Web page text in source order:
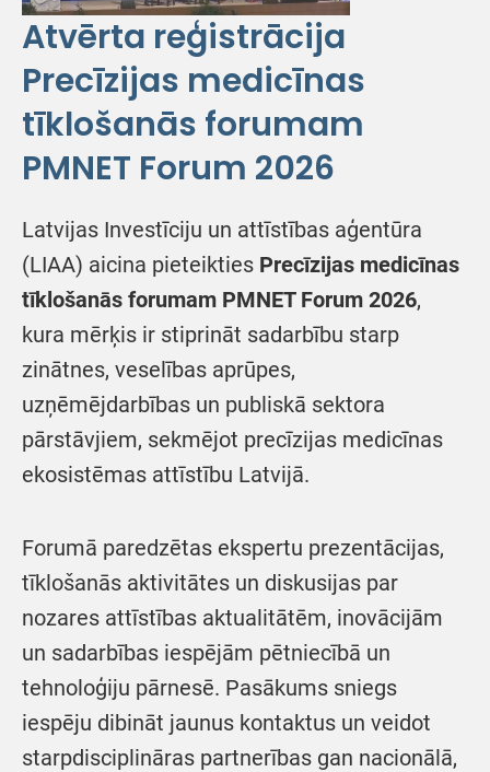
Atvērta reģistrācija
Precīzijas medicīnas
tīklošanās forumam
PMNET Forum 2026
Latvijas Investīciju un attīstības aģentūra
(LIAA) aicina pieteikties Precīzijas medicīnas
tīklošanās forumam PMNET Forum 2026,
kura mērķis ir stiprināt sadarbību starp
zinātnes, veselības aprūpes,
uzņēmējdarbības un publiskā sektora
pārstāvjiem, sekmējot precīzijas medicīnas
ekosistēmas attīstību Latvijā.
Forumā paredzētas ekspertu prezentācijas,
tīklošanās aktivitātes un diskusijas par
nozares attīstības aktualitātēm, inovācijām
un sadarbības iespējām pētniecībā un
tehnoloģiju pārnesē. Pasākums sniegs
iespēju dibināt jaunus kontaktus un veidot
starpdisciplināras partnerības gan nacionālā,